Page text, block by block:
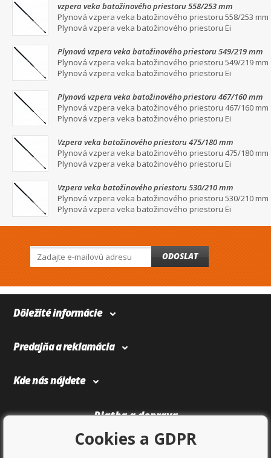
vzpera veka batožinového priestoru 558/253 mm
Plynová vzpera veka batožinového priestoru 558/253 mm
Plynová vzpera veka batožinového priestoru Ei
Plynová vzpera veka batožinového priestoru 549/219 mm
Plynová vzpera veka batožinového priestoru 549/219 mm
Plynová vzpera veka batožinového priestoru Ei
Plynová vzpera veka batožinového priestoru 467/160 mm
Plynová vzpera veka batožinového priestoru 467/160 mm
Plynová vzpera veka batožinového priestoru Ei
Vzpera veka batožinového priestoru 475/180 mm
Plynová vzpera veka batožinového priestoru 475/180 mm
Plynová vzpera veka batožinového priestoru Ei
Vzpera veka batožinového priestoru 530/210 mm
Plynová vzpera veka batožinového priestoru 530/210 mm
Plynová vzpera veka batožinového priestoru Ei
ODOSLAT
Dôležité informácie
Predajňa a reklamácia
Kde nás nájdete
Platba a doprava
Cookies a GDPR